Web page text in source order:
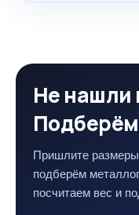
Не нашли
Пришлите
подберём
посчитаем вес и